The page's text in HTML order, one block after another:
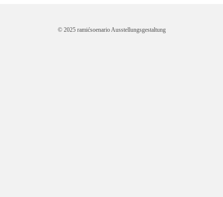
© 2025 ramićsoenario Ausstellungsgestaltung